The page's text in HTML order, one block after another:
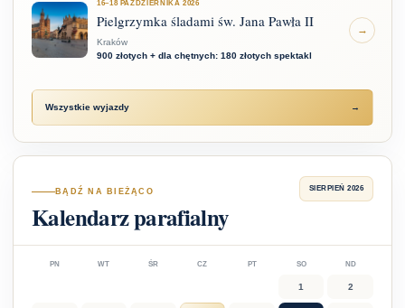
16–18 PAŹDZIERNIKA 2026
Pielgrzymka śladami św. Jana Pawła II
Kraków
900 złotych + dla chętnych: 180 złotych spektakl
→
Wszystkie wyjazdy →
BĄDŹ NA BIEŻĄCO
Kalendarz parafialny
SIERPIEŃ 2026
PN WT ŚR CZ PT SO ND
1 2